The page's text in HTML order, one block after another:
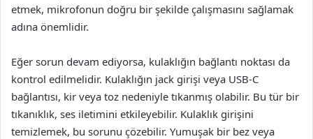
etmek, mikrofonun doğru bir şekilde çalışmasını sağlamak
adına önemlidir.
Eğer sorun devam ediyorsa, kulaklığın bağlantı noktası da
kontrol edilmelidir. Kulaklığın jack girişi veya USB-C
bağlantısı, kir veya toz nedeniyle tıkanmış olabilir. Bu tür bir
tıkanıklık, ses iletimini etkileyebilir. Kulaklık girişini
temizlemek, bu sorunu çözebilir. Yumuşak bir bez veya